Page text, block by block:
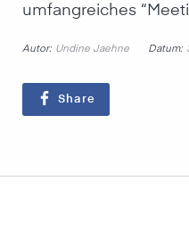
umfangreiches
Autor: Undine Jaehne Datum:
Share